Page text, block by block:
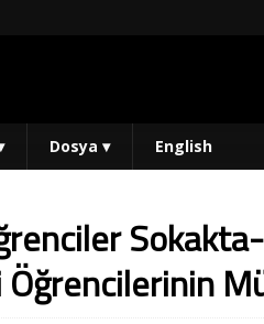
Dosya ▾ English